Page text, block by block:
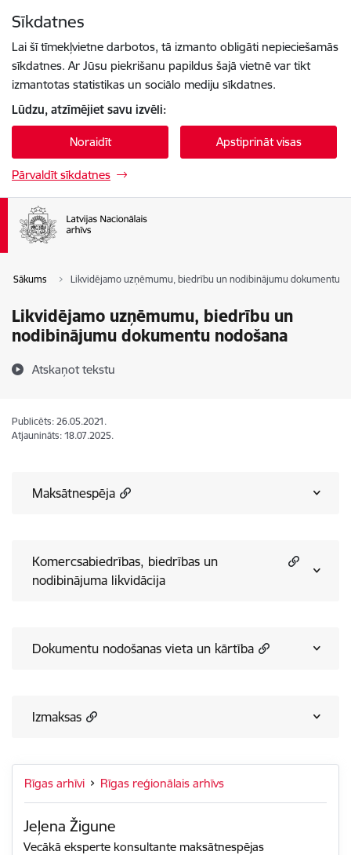
Sīkdatnes
Lai šī tīmekļvietne darbotos, tā izmanto obligāti nepieciešamās
sīkdatnes. Ar Jūsu piekrišanu papildus šajā vietnē var tikt
izmantotas statistikas un sociālo mediju sīkdatnes.
Lūdzu, atzīmējiet savu izvēli:
Noraidīt Apstiprināt visas
Pārvaldīt sīkdatnes
Sākums Likvidējamo uzņēmumu, biedrību un nodibinājumu dokumentu
Likvidējamo uzņēmumu, biedrību un
nodibinājumu dokumentu nodošana
Atskaņot tekstu
Publicēts: 26.05.2021.
Atjaunināts: 18.07.2025.
Maksātnespēja
Komercsabiedrības, biedrības un
nodibinājuma likvidācija
Dokumentu nodošanas vieta un kārtība
Izmaksas
Rīgas arhīvi Rīgas reģionālais arhīvs
Jeļena Žigune
Vecākā eksperte konsultante maksātnespējas